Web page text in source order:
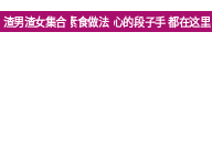
话题
的撩妹攻略和最挑逗人心的段子手 都在这里
义者的天堂. 素食做法
渣男渣女集合